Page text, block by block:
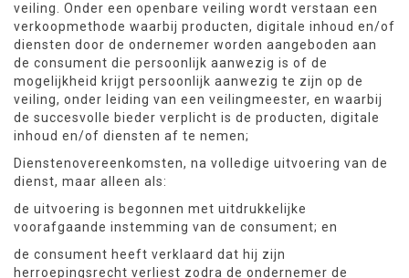
veiling. Onder een openbare veiling wordt verstaan een
verkoopmethode waarbij producten, digitale inhoud en/of
diensten door de ondernemer worden aangeboden aan
de consument die persoonlijk aanwezig is of de
mogelijkheid krijgt persoonlijk aanwezig te zijn op de
veiling, onder leiding van een veilingmeester, en waarbij
de succesvolle bieder verplicht is de producten, digitale
inhoud en/of diensten af te nemen;
Dienstenovereenkomsten, na volledige uitvoering van de
dienst, maar alleen als:
de uitvoering is begonnen met uitdrukkelijke
voorafgaande instemming van de consument; en
de consument heeft verklaard dat hij zijn
herroepingsrecht verliest zodra de ondernemer de